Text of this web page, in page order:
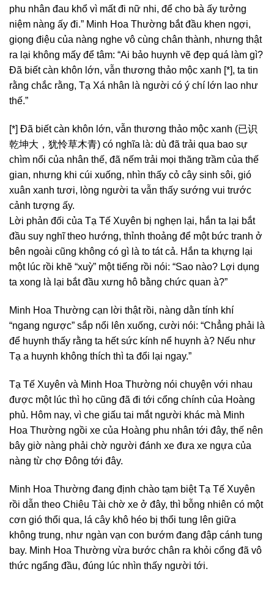
phu nhân đau khổ vì mất đi nữ nhi, để cho bà ấy tưởng
niệm nàng ấy đi.” Minh Hoa Thường bắt đầu khen ngợi,
giọng điệu của nàng nghe vô cùng chân thành, nhưng thật
ra lại không mấy để tâm: “Ai bảo huynh vẽ đẹp quá làm gì?
Đã biết càn khôn lớn, vẫn thương thảo mộc xanh [*], ta tin
rằng chắc rằng, Tạ Xá nhân là người có ý chí lớn lao như
thế.”
[*] Đã biết càn khôn lớn, vẫn thương thảo mộc xanh (已识
乾坤大，犹怜草木青) có nghĩa là: dù đã trải qua bao sự
chìm nổi của nhân thế, đã nếm trải mọi thăng trầm của thế
gian, nhưng khi cúi xuống, nhìn thấy cỏ cây sinh sôi, gió
xuân xanh tươi, lòng người ta vẫn thấy sướng vui trước
cảnh tượng ấy.
Lời phản đối của Tạ Tế Xuyên bị nghẹn lại, hắn ta lại bắt
đầu suy nghĩ theo hướng, thỉnh thoảng để một bức tranh ở
bên ngoài cũng không có gì là to tát cả. Hắn ta khựng lại
một lúc rồi khẽ “xuỳ” một tiếng rồi nói: “Sao nào? Lợi dụng
ta xong là lại bắt đầu xưng hô bằng chức quan à?”
Minh Hoa Thường cạn lời thật rồi, nàng dằn tính khí
“ngang ngược” sắp nổi lên xuống, cười nói: “Chẳng phải là
để huynh thấy rằng ta hết sức kính nể huynh à? Nếu như
Tạ a huynh không thích thì ta đổi lại ngay.”
Tạ Tế Xuyên và Minh Hoa Thường nói chuyện với nhau
được một lúc thì họ cũng đã đi tới cổng chính của Hoàng
phủ. Hôm nay, vì che giấu tai mắt người khác mà Minh
Hoa Thường ngồi xe của Hoàng phu nhân tới đây, thế nên
bây giờ nàng phải chờ người đánh xe đưa xe ngựa của
nàng từ chợ Đông tới đây.
Minh Hoa Thường đang định chào tạm biệt Tạ Tế Xuyên
rồi dẫn theo Chiêu Tài chờ xe ở đây, thì bỗng nhiên có một
cơn gió thổi qua, lá cây khô héo bị thổi tung lên giữa
không trung, như ngàn vạn con bướm đang đập cánh tung
bay. Minh Hoa Thường vừa bước chân ra khỏi cổng đã vô
thức ngẩng đầu, đúng lúc nhìn thấy người tới.